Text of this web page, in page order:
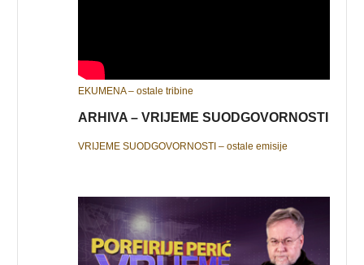
EKUMENA – ostale tribine
ARHIVA – VRIJEME SUODGOVORNOSTI
VRIJEME SUODGOVORNOSTI – ostale emisije